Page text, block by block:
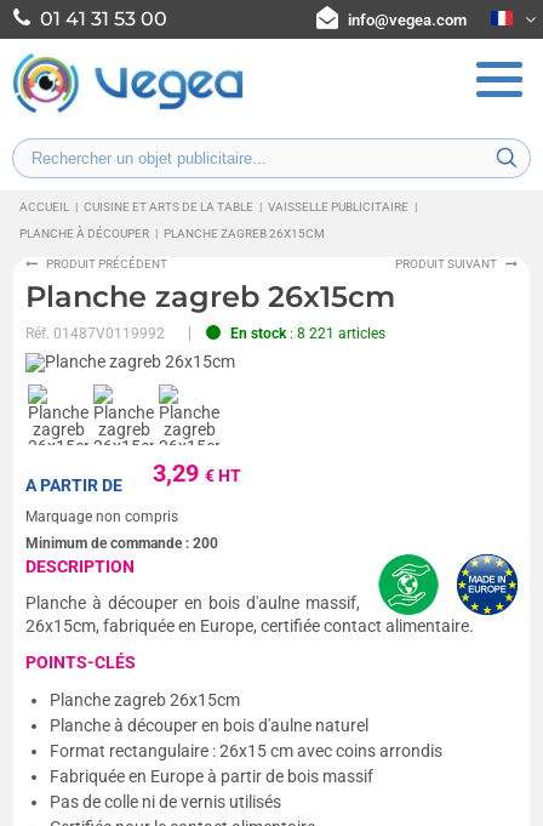
01 41 31 53 00 info@vegea.com
ACCUEIL | CUISINE ET ARTS DE LA TABLE | VAISSELLE PUBLICITAIRE |
PLANCHE À DÉCOUPER | PLANCHE ZAGREB 26X15CM
PRODUIT PRÉCÉDENT PRODUIT SUIVANT
Planche zagreb 26x15cm
Réf.01487V0119992 En stock: 8 221 articles
3,29€ HT
A PARTIR DE
Marquage non compris
Minimum de commande :200
DESCRIPTION
Planche à découper en bois d'aulne massif,
26x15cm, fabriquée en Europe, certifiée contact alimentaire.
POINTS-CLÉS
Planche zagreb 26x15cm
Planche à découper en bois d'aulne naturel
Format rectangulaire : 26x15 cm avec coins arrondis
Fabriquée en Europe à partir de bois massif
Pas de colle ni de vernis utilisés